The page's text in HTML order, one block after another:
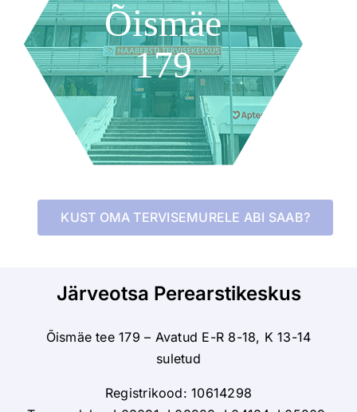
Õismäe
179
KUST OMA TERVISEMURELE ABI SAAB?
Järveotsa Perearstikeskus
Õismäe tee 179 – Avatud E-R 8-18, K 13-14
suletud
Registrikood: 10614298